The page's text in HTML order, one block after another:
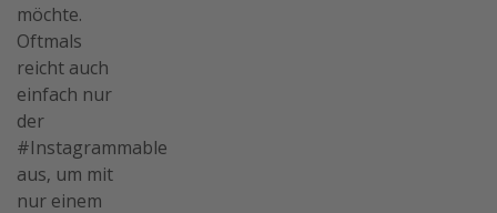
möchte.
Oftmals
reicht auch
einfach nur
der
#Instagrammable
aus, um mit
nur einem